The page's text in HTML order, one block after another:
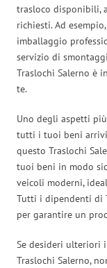
trasloco disponibili,
richiesti. Ad
imballaggio
servizio di
Traslochi Salerno è
te.
Uno degli aspetti
tutti i tuoi beni
questo Traslochi
tuoi beni in modo
veicoli moderni,
Tutti i dipendenti di
per garantire un
Se desideri ulteriori
Traslochi Salerno,